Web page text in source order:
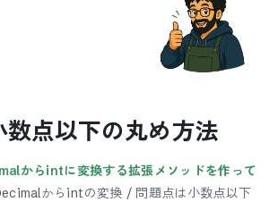
数点以下の丸め方法
からintに変換する拡張メソッドを作って
からintの変換 / 問題点は小数点以下